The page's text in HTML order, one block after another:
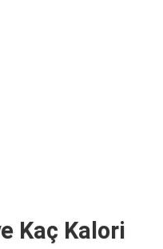
Kaç Kalori